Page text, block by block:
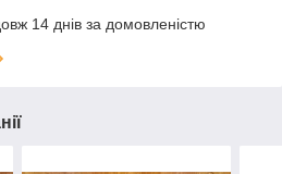
14 днів за домовленістю